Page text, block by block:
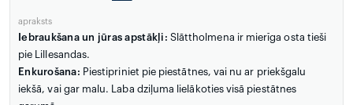
apraksts
Iebraukšana un jūras apstākļi: Slāttholmena ir mierīga osta tieši
pie Lillesandas.
Enkurošana: Piestipriniet pie piestātnes, vai nu ar priekšgalu
iekšā, vai gar malu. Laba dziļuma lielākoties visā piestātnes